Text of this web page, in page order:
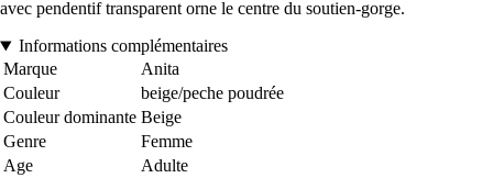
avec pendentif transparent orne le centre du soutien-gorge.
Informations complémentaires
Marque
Anita
Couleur
beige/peche poudrée
Couleur dominante Beige
Genre
Femme
Age
Adulte